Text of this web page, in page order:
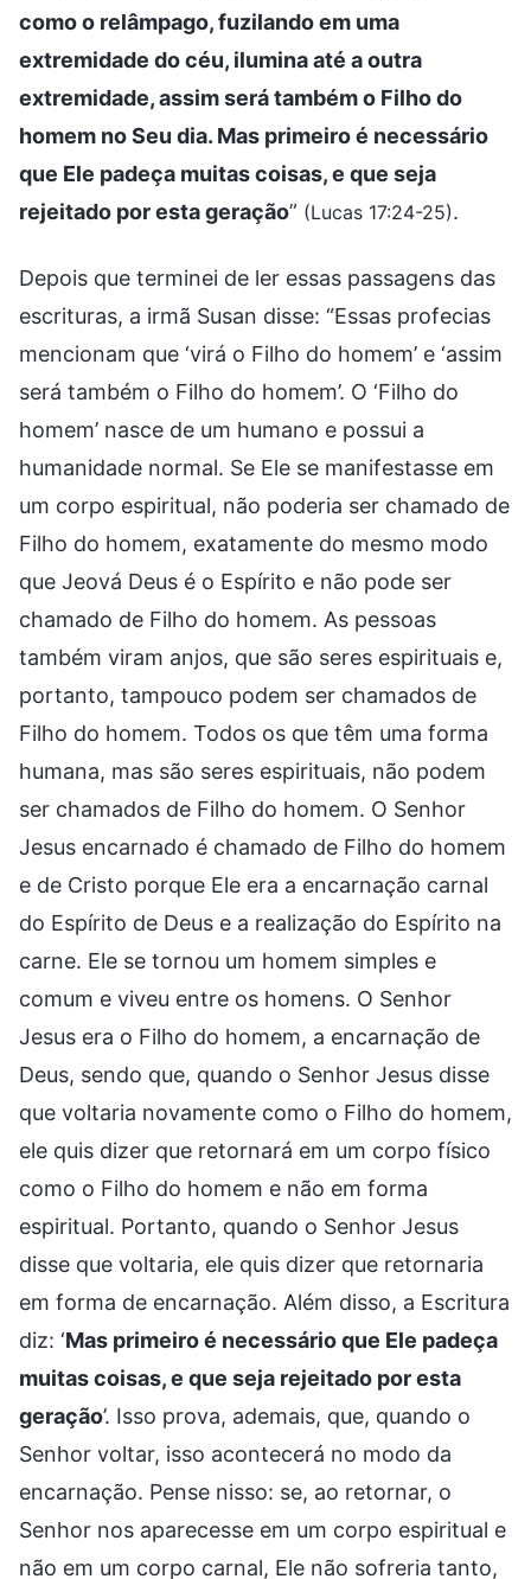
como o relâmpago, fuzilando em uma
extremidade do céu, ilumina até a outra
extremidade, assim será também o Filho do
homem no Seu dia. Mas primeiro é necessário
que Ele padeça muitas coisas, e que seja
rejeitado por esta geração” (Lucas 17:24-25).
Depois que terminei de ler essas passagens das
escrituras, a irmã Susan disse: “Essas profecias
mencionam que ‘virá o Filho do homem’ e ‘assim
será também o Filho do homem’. O ‘Filho do
homem’ nasce de um humano e possui a
humanidade normal. Se Ele se manifestasse em
um corpo espiritual, não poderia ser chamado de
Filho do homem, exatamente do mesmo modo
que Jeová Deus é o Espírito e não pode ser
chamado de Filho do homem. As pessoas
também viram anjos, que são seres espirituais e,
portanto, tampouco podem ser chamados de
Filho do homem. Todos os que têm uma forma
humana, mas são seres espirituais, não podem
ser chamados de Filho do homem. O Senhor
Jesus encarnado é chamado de Filho do homem
e de Cristo porque Ele era a encarnação carnal
do Espírito de Deus e a realização do Espírito na
carne. Ele se tornou um homem simples e
comum e viveu entre os homens. O Senhor
Jesus era o Filho do homem, a encarnação de
Deus, sendo que, quando o Senhor Jesus disse
que voltaria novamente como o Filho do homem,
ele quis dizer que retornará em um corpo físico
como o Filho do homem e não em forma
espiritual. Portanto, quando o Senhor Jesus
disse que voltaria, ele quis dizer que retornaria
em forma de encarnação. Além disso, a Escritura
diz: ‘Mas primeiro é necessário que Ele padeça
muitas coisas, e que seja rejeitado por esta
geração’. Isso prova, ademais, que, quando o
Senhor voltar, isso acontecerá no modo da
encarnação. Pense nisso: se, ao retornar, o
Senhor nos aparecesse em um corpo espiritual e
não em um corpo carnal, Ele não sofreria tanto,